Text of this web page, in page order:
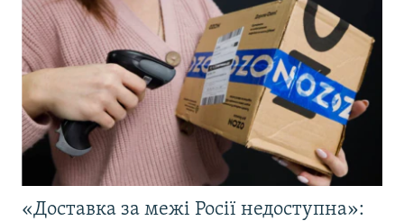
«Доставка за межі Росії недоступна»: